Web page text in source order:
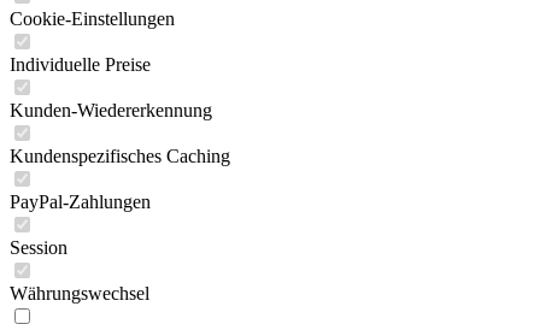
Cookie-Einstellungen
Individuelle Preise
Kunden-Wiedererkennung
Kundenspezifisches Caching
PayPal-Zahlungen
Session
Währungswechsel